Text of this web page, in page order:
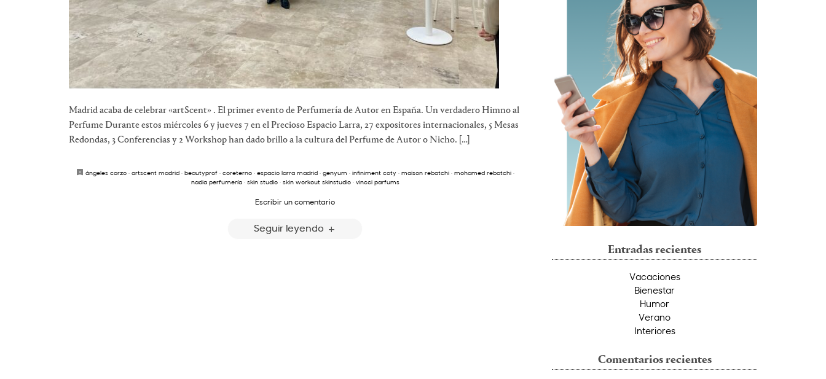
Madrid acaba de celebrar «artScent» . El primer evento de Perfumería de Autor en España. Un verdadero Himno al
Perfume Durante estos miércoles 6 y jueves 7 en el Precioso Espacio Larra, 27 expositores internacionales, 5 Mesas
Redondas, 3 Conferencias y 2 Workshop han dado brillo a la cultura del Perfume de Autor o Nicho. […]
ángeles corzo· artscent madrid· beautyprof· coreterno· espacio larra madrid· genyum · infiniment coty· maison rebatchi· mohamed rebatchi·
nadia perfumería· skin studio· skin workout skinstudio· vincci parfums
Escribir un comentario
Seguir leyendo
Entradas recientes
Vacaciones
Bienestar
Humor
Verano
Interiores
Comentarios recientes